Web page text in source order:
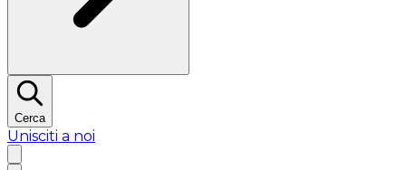
Cerca
Unisciti a noi